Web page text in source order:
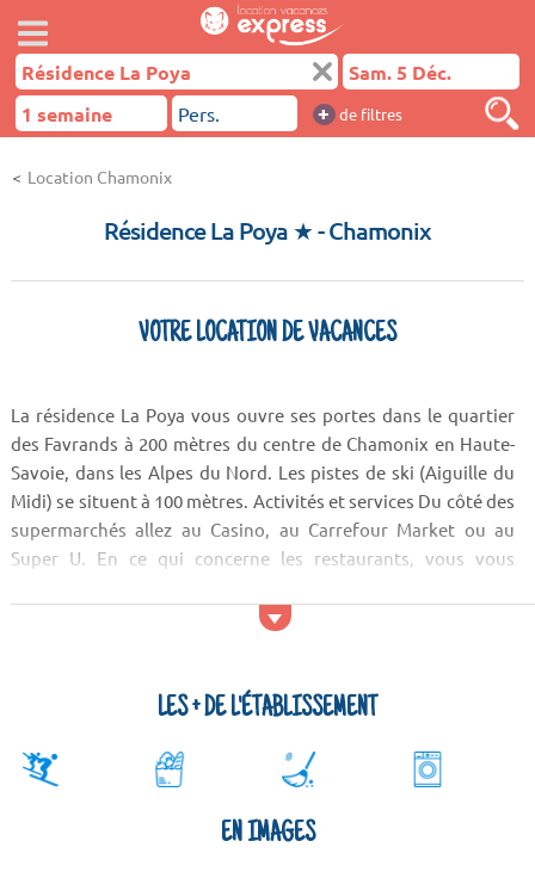
+ de filtres
Location Chamonix
Résidence La Poya ★- Chamonix
VOTRE LOCATION DE VACANCES
La résidence La Poya vous ouvre ses portes dans le quartier
des Favrands à 200 mètres du centre de Chamonix en Haute-
Savoie, dans les Alpes du Nord. Les pistes de ski (Aiguille du
Midi) se situent à 100 mètres. Activités et services Du côté des
supermarchés allez au Casino, au Carrefour Market ou au
Super U. En ce qui concerne les restaurants, vous vous
LES + DE L'ÉTABLISSEMENT
EN IMAGES